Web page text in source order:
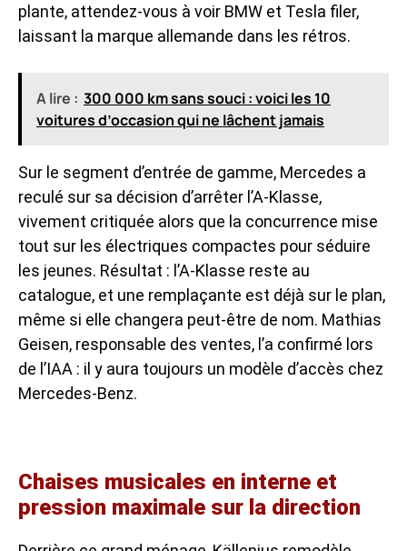
plante, attendez-vous à voir BMW et Tesla filer,
laissant la marque allemande dans les rétros.
A lire : 300 000 km sans souci : voici les 10
voitures d’occasion qui ne lâchent jamais
Sur le segment d’entrée de gamme, Mercedes a
reculé sur sa décision d’arrêter l’A-Klasse,
vivement critiquée alors que la concurrence mise
tout sur les électriques compactes pour séduire
les jeunes. Résultat : l’A-Klasse reste au
catalogue, et une remplaçante est déjà sur le plan,
même si elle changera peut-être de nom. Mathias
Geisen, responsable des ventes, l’a confirmé lors
de l’IAA : il y aura toujours un modèle d’accès chez
Mercedes-Benz.
Chaises musicales en interne et
pression maximale sur la direction